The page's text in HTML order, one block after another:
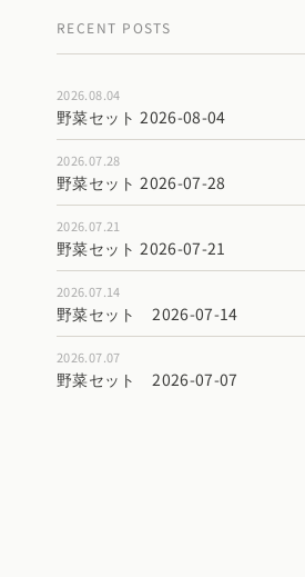
RECENT POSTS
2026.08.04
野菜セット 2026-08-04
2026.07.28
野菜セット 2026-07-28
2026.07.21
野菜セット 2026-07-21
2026.07.14
野菜セット 2026-07-14
2026.07.07
野菜セット 2026-07-07